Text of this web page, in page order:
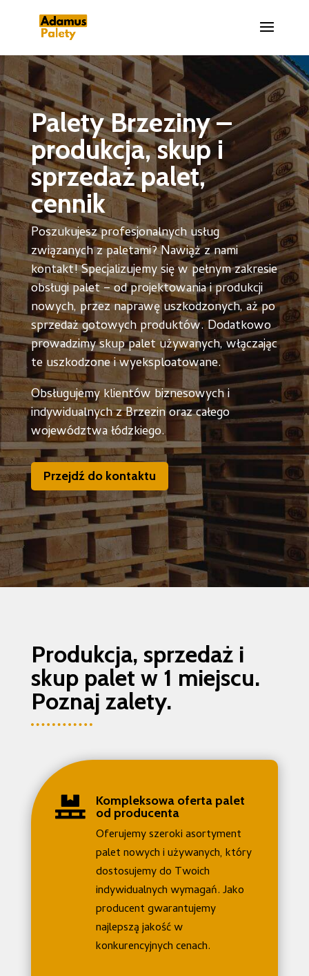
Palety Brzeziny –
produkcja, skup i
sprzedaż palet,
cennik
Poszukujesz profesjonalnych usług
związanych z paletami? Nawiąż z nami
kontakt! Specjalizujemy się w pełnym zakresie
obsługi palet – od projektowania i produkcji
nowych, przez naprawę uszkodzonych, aż po
sprzedaż gotowych produktów. Dodatkowo
prowadzimy skup palet używanych, włączając
te uszkodzone i wyeksploatowane.
Obsługujemy klientów biznesowych i
indywidualnych z Brzezin oraz całego
województwa łódzkiego.
Przejdź do kontaktu
Produkcja, sprzedaż i
skup palet w 1 miejscu.
Poznaj zalety.

Kompleksowa oferta palet
od producenta
Oferujemy szeroki asortyment
palet nowych i używanych, który
dostosujemy do Twoich
indywidualnych wymagań. Jako
producent gwarantujemy
najlepszą jakość w
konkurencyjnych cenach.